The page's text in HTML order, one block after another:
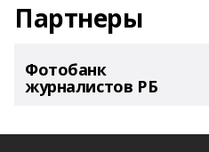
Партнеры
Фотобанк
журналистов РБ